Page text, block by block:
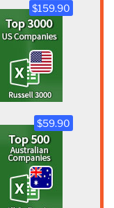
$159.90
$59.90